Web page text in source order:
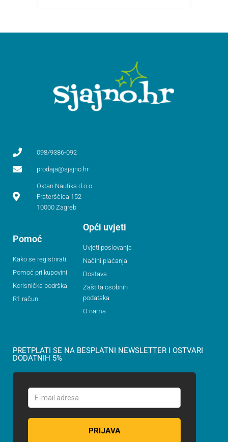
098/9386-092
prodaja@sjajno.hr
Oktan Nautika d.o.o.
Fraterščica 152
10000 Zagreb
Pomoć
Kako se registrirati
Pomoć pri kupovini
Korisnička podrška
R1 račun
Opći uvjeti
Uvjeti poslovanja
Načini plaćanja
Dostava
Zaštita osobnih
podataka
O nama
PRETPLATI SE NA BESPLATNI NEWSLETTER I OSTVARI
DODATNIH 5%